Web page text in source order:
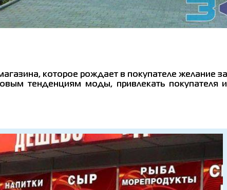
которое рождает в покупателе желание
тенденциям моды, привлекать покупателя